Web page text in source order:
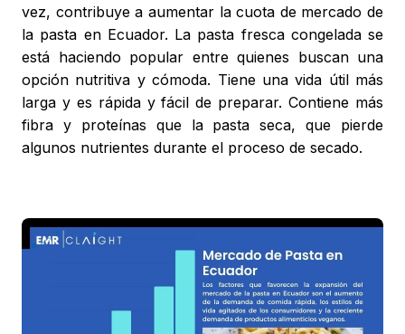
vez, contribuye a aumentar la cuota de mercado de
la pasta en Ecuador. La pasta fresca congelada se
está haciendo popular entre quienes buscan una
opción nutritiva y cómoda. Tiene una vida útil más
larga y es rápida y fácil de preparar. Contiene más
fibra y proteínas que la pasta seca, que pierde
algunos nutrientes durante el proceso de secado.